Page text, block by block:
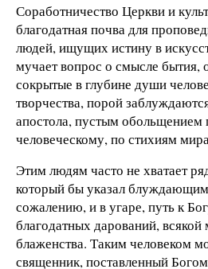
Соработничество Церкви и
благодатная почва для
людей, ищущих истину в
мучает вопрос о смысле бытия,
сокрытые в глубине души
творчества, порой
апостола, пустым
человеческому, по стихиям
Этим людям часто не хватает
который бы указал
сожалению, и в угаре, путь к
благодатных дарований, всякой
блаженства. Таким человеком
священник, поставленный